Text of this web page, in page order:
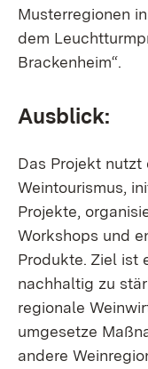
Musterregionen
dem
Brackenheim“.
Ausblick:
Das Projekt nutzt
Weintourismus,
Projekte,
Workshops und
Produkte. Ziel ist
nachhaltig zu
regionale
umgesetze
andere